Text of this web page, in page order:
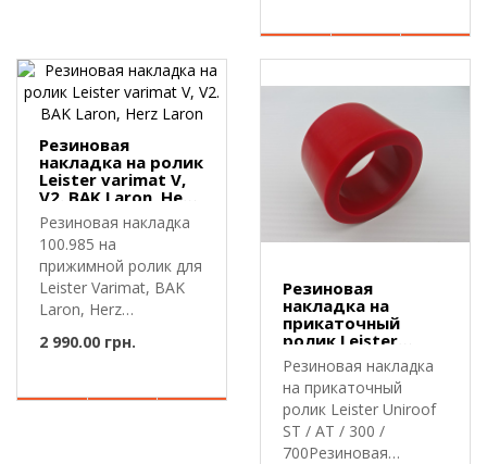
Резиновая
накладка на ролик
Leister varimat V,
V2. BAK Laron, Herz
Laron
Резиновая накладка
100.985 на
прижимной ролик для
Leister Varimat, BAK
Laron, Herz
2 990.00 грн.
Резиновая
накладка на
прикаточный
ролик Leister
Uniroof ST, AT,
300,700.
Резиновая накладка
на прикаточный
ролик Leister Uniroof
ST / AT / 300 /
700Резиновая